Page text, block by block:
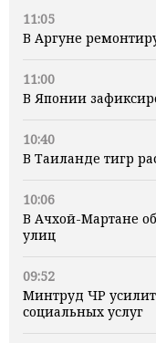
11:05
В Аргуне
11:00
В Японии
10:40
В Таиланде тигр
10:06
В Ачхой-Мартане
улиц
09:52
Минтруд ЧР усилит
социальных услуг